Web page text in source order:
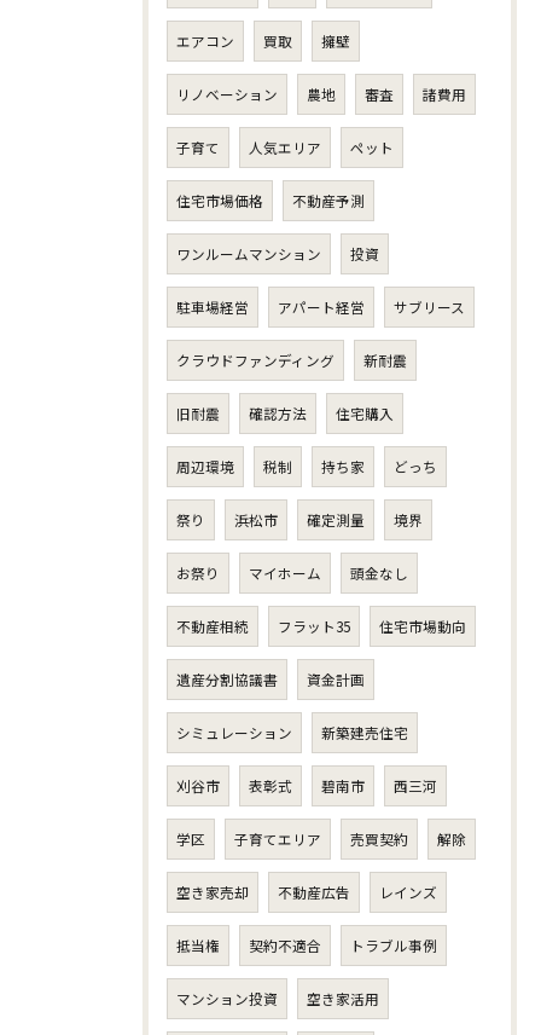
エアコン 買取 擁壁
リノベーション 農地 審査 諸費用
子育て 人気エリア ペット
住宅市場価格 不動産予測
ワンルームマンション 投資
駐車場経営 アパート経営 サブリース
クラウドファンディング 新耐震
旧耐震 確認方法 住宅購入
周辺環境 税制 持ち家 どっち
祭り 浜松市 確定測量 境界
お祭り マイホーム 頭金なし
不動産相続 フラット35 住宅市場動向
遺産分割協議書 資金計画
シミュレーション 新築建売住宅
刈谷市 表彰式 碧南市 西三河
学区 子育てエリア 売買契約 解除
空き家売却 不動産広告 レインズ
抵当権 契約不適合 トラブル事例
マンション投資 空き家活用